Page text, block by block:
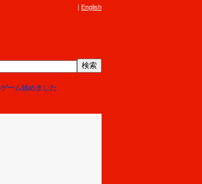
English
ゲーム始めました